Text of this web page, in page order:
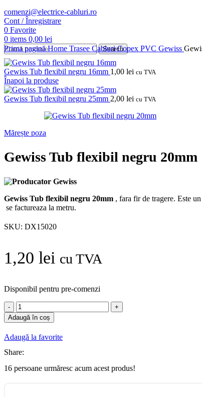
comenzi@electrice-cabluri.ro
Cont / Înregistrare
0 Favorite
0 items 0,00 lei
Search
Prima paginăHome Trasee CabluriCopex PVC Gewiss
Gewiss Tub flexibil negru 16mm 1,00 lei cu TVA
Înapoi la produse
Gewiss Tub flexibil negru 25mm 2,00 lei cu TVA
Mărește poza
Gewiss Tub flexibil negru 20mm
Gewiss Tub flexibil negru 20mm , fara fir de tragere. Este
se factureaza la metru.
SKU: DX15020
1,20 lei cu TVA
Disponibil pentru pre-comenzi
Cantitate
Gewiss
Tub
flexibil
negru
20mm
Adaugă în coș
Adaugă la favorite
Share:
16 persoane urmăresc acum acest produs!